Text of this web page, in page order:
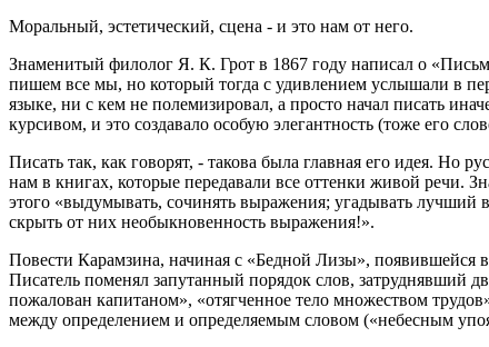
Моральный, эстетический, сцена - и это нам от него.
Знаменитый филолог Я. К. Грот в 1867 году написал о
пишем все мы, но который тогда с удивлением услышали в
языке, ни с кем не полемизировал, а просто начал писать
курсивом, и это создавало особую элегантность (тоже его
Писать так, как говорят, - такова была главная его идея. Но
нам в книгах, которые передавали все оттенки живой речи.
этого «выдумывать, сочинять выражения; угадывать лучший
скрыть от них необыкновенность выражения!».
Повести Карамзина, начиная с «Бедной Лизы», появившейся
Писатель поменял запутанный порядок слов, затруднявший
пожалован капитаном», «отягченное тело множеством
между определением и определяемым словом («небесным